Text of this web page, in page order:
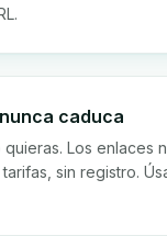
caduca
Los enlaces
sin registro.